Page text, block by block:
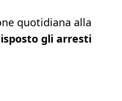
quotidiana alla
gli arresti